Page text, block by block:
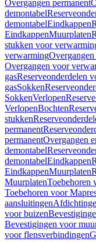
Overgangen permanent
demontabel
demontabelEindkappen
EindkappenMuurplaten
stukken voor
verwarming
Overgangen voor
gasReserveonderdelen
gasSokken
SokkenVerlopen
VerlopenBochten
stukken
permanent
permanentOvergangen
demontabel
demontabelEindkappen
EindkappenMuurplaten
MuurplatenToebehoren
Toebehoren voor
aansluitingen
voor buizen
Bevestigingen voor
voor flensverbindingen